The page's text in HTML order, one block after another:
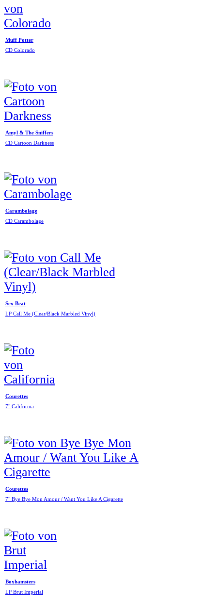
Muff Potter
CD Colorado
Amyl & The Sniffers
CD Cartoon Darkness
Carambolage
CD Carambolage
Sex Beat
LP Call Me (Clear/Black Marbled Vinyl)
Courettes
7" California
Courettes
7" Bye Bye Mon Amour / Want You Like A Cigarette
Boxhamsters
LP Brut Imperial